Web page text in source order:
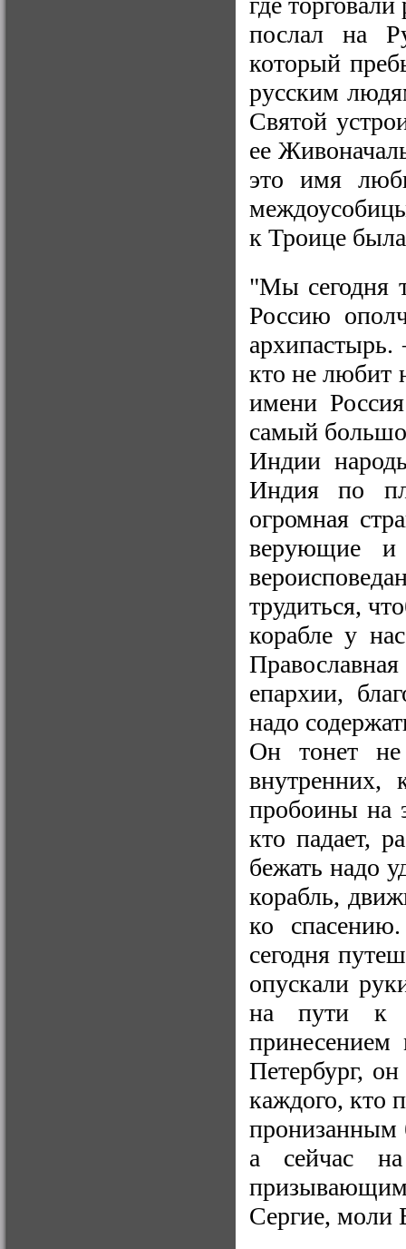
послал на
который
русским
Святой
ее
это имя
к Троице
"Мы сегодня
Россию
кто не любит
имени
самый
Индии
Индия по
огромная
верующие и
трудиться,
корабле у
епархии,
надо
Он тонет
внутренних,
пробоины на
кто падает,
бежать надо
корабль,
ко
сегодня
опускали
на пути к
Петербург,
каждого, кто
пронизанным
а сейчас
Сергие, моли